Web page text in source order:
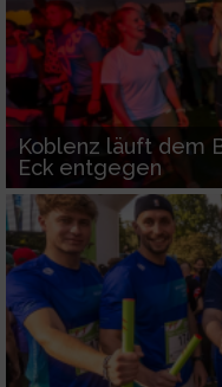
Koblenz läuft dem
Eck entgegen